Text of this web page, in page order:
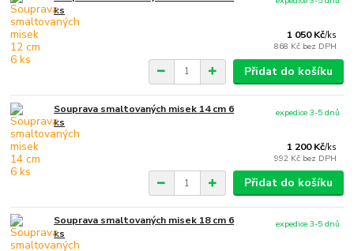
ks
1 050 Kč/ks
868 Kč bez DPH
Přidat do košíku
Souprava smaltovaných misek 14 cm 6
ks
1 200 Kč/ks
992 Kč bez DPH
expedice 3-5 dnů
Přidat do košíku
Souprava smaltovaných misek 18 cm 6
ks
expedice 3-5 dnů